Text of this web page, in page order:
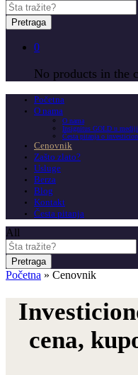
Pretraga
0
No products in the
Početna
O nama
O nama
Insignitus GOLD u
Česta pitanja o
Cenovnik
Zašto zlato?
Usluge
Berza
Blog
Kontakt
Česta pitanja
All
Pretraga
Početna » Cenovnik
cena,